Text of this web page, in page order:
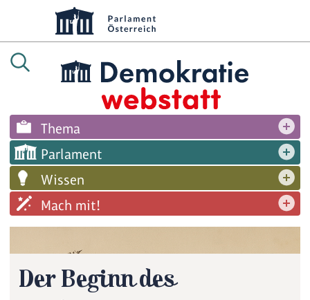
Thema
Parlament
Wissen
Mach mit!
Der Beginn des